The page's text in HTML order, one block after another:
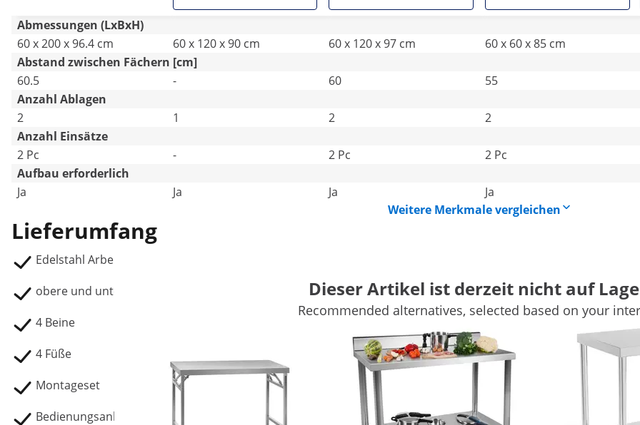
Abmessungen (LxBxH)
60 x 200 x 96.4 cm
60 x 120 x 90 cm 60 x 120 x 97 cm 60 x 60 x 85 cm
Abstand zwischen Fächern [cm]
60.5
- 60 55
Anzahl Ablagen
2
1 2 2
Anzahl Einsätze
2 Pc
- 2 Pc 2 Pc
Aufbau erforderlich
Ja
Ja Ja Ja
Weitere Merkmale vergleichen
Lieferumfang
Edelstahl Arbeitstisch RCAT-200/60-S
obere und untere Platte
4 Beine
4 Füße
Montageset
Bedienungsanleitung
Dieser Artikel ist derzeit nicht auf
Recommended alternatives, selected based on your